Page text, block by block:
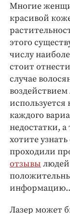
Спорт
ПРОЕКТЫ
Блоги
Клиника
Бренд
Многие
красивой
этого
числу
стоит
случае
используется
каждого
недостатки,
хотите
проходили
отзывы
информацию..
Лазер может